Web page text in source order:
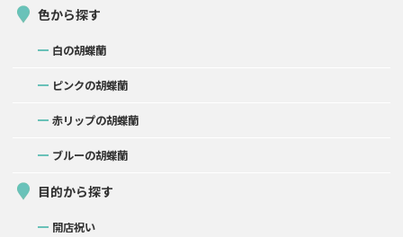
色から探す
白の胡蝶蘭
ピンクの胡蝶蘭
赤リップの胡蝶蘭
ブルーの胡蝶蘭
目的から探す
開店祝い